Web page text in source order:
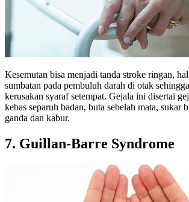
Kesemutan bisa menjadi tanda stroke ringan,
sumbatan pada pembuluh darah di otak
kerusakan syaraf setempat. Gejala ini disertai
kebas separuh badan, buta sebelah mata, sukar
ganda dan kabur.
7. Guillan-Barre Syndrome